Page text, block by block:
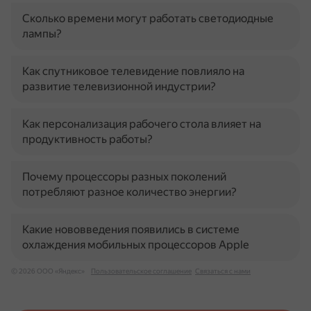
Сколько времени могут работать светодиодные
лампы?
Как спутниковое телевидение повлияло на
развитие телевизионной индустрии?
Как персонализация рабочего стола влияет на
продуктивность работы?
Почему процессоры разных поколений
потребляют разное количество энергии?
Какие нововведения появились в системе
охлаждения мобильных процессоров Apple
© 2026 ООО «Яндекс» Пользовательское соглашение Связаться с нами